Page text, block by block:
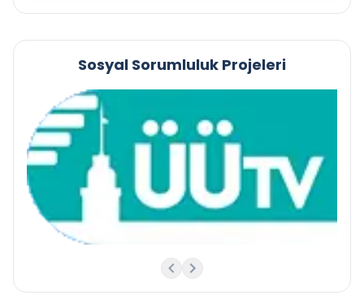
Sosyal Sorumluluk Projeleri